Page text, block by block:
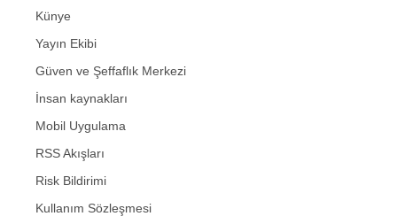
Künye
Yayın Ekibi
Güven ve Şeffaflık Merkezi
İnsan kaynakları
Mobil Uygulama
RSS Akışları
Risk Bildirimi
Kullanım Sözleşmesi